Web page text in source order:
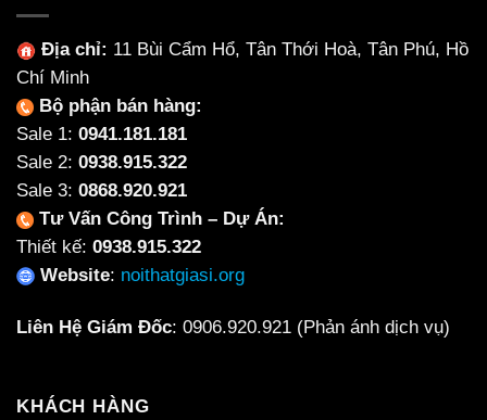
Địa chỉ: 11 Bùi Cẩm Hổ, Tân Thới Hoà, Tân Phú, Hồ
Chí Minh
Bộ phận bán hàng:
Sale 1: 0941.181.181
Sale 2: 0938.915.322
Sale 3: 0868.920.921
Tư Vấn Công Trình – Dự Án:
Thiết kế: 0938.915.322
Website: noithatgiasi.org
Liên Hệ Giám Đốc: 0906.920.921 (Phản ánh dịch vụ)
KHÁCH HÀNG